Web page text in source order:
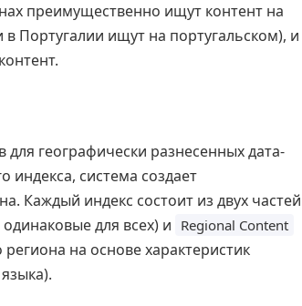
преимущественно ищут контент на
Португалии ищут на португальском), и
географически разнесенных дата-
индекса, система создает
Каждый индекс состоит из двух
для всех) и Regional Content
на основе характеристик